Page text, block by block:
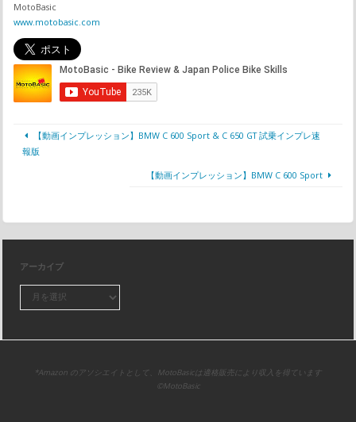
MotoBasic
www.motobasic.com
【動画インプレッション】BMW C 600 Sport & C 650 GT 試乗インプレ速
報版
【動画インプレッション】BMW C 600 Sport
アーカイブ
*Amazon のアソシエイトとして、MotoBasicは適格販売により収入を得ています
©MotoBasic